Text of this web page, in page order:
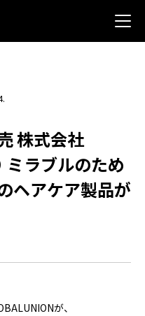
株式会社
ミラブルのため
ヘアケア製品が
が、